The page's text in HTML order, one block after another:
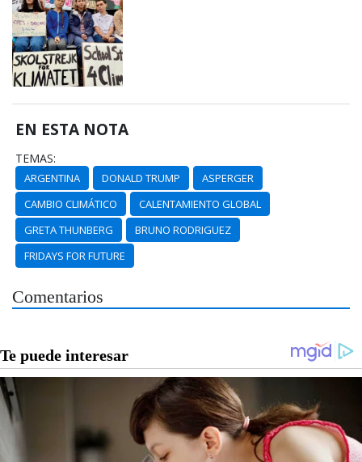
EN ESTA NOTA
TEMAS:
ARGENTINA DONALD TRUMP
ASPERGER
CAMBIO CLIMÁTICO
CALENTAMIENTO GLOBAL
GRETA THUNBERG
BRUNO RODRIGUEZ
FRIDAYS FOR FUTURE
Comentarios